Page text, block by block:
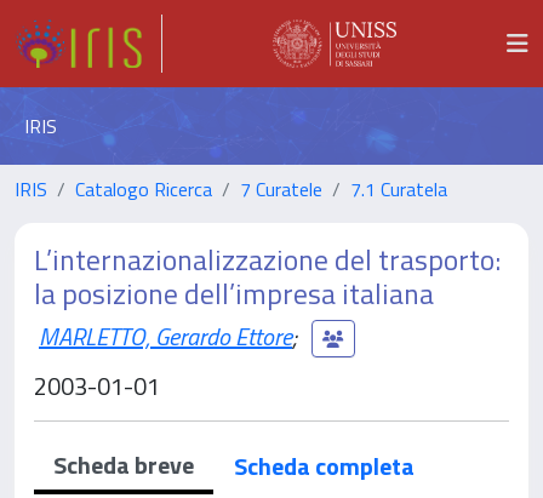
IRIS
IRIS Catalogo Ricerca 7 Curatele 7.1 Curatela
L’internazionalizzazione del trasporto:
la posizione dell’impresa italiana
MARLETTO, Gerardo Ettore;
2003-01-01
Scheda breve
Scheda completa